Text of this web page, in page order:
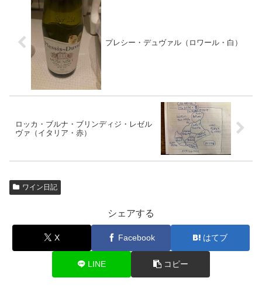
プレシー・デュヴァル（ロワール・白）
ロッカ・ブルナ・ブリンディジ・レゼル
ヴァ（イタリア・赤）
ワイン日記
シェアする
X Facebook はてブ
LINE コピー